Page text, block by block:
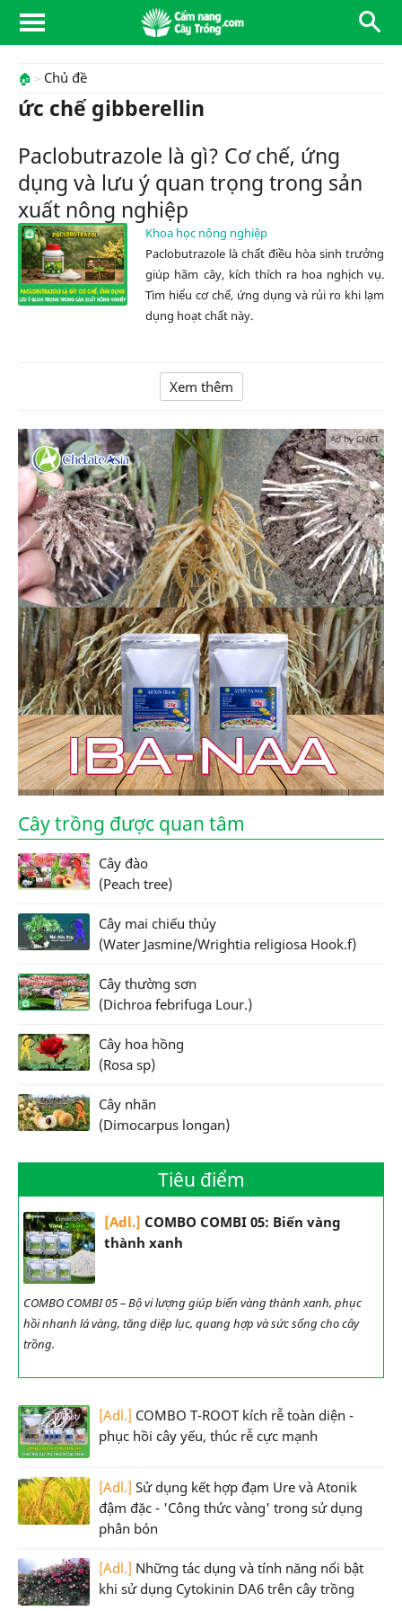
🏠 Chủ đề
ức chế gibberellin
Paclobutrazole là gì? Cơ chế, ứng
dụng và lưu ý quan trọng trong sản
xuất nông nghiệp
Khoa học nông nghiệp
Paclobutrazole là chất điều hòa sinh trưởng
giúp hãm cây, kích thích ra hoa nghịch vụ.
Tìm hiểu cơ chế, ứng dụng và rủi ro khi lạm
dụng hoạt chất này.
Xem thêm
Ad by CNCT
Cây trồng được quan tâm
Cây đào
(Peach tree)
Cây mai chiếu thủy
(Water Jasmine/Wrightia religiosa Hook.f)
Cây thường sơn
(Dichroa febrifuga Lour.)
Cây hoa hồng
(Rosa sp)
Cây nhãn
(Dimocarpus longan)
Tiêu điểm
[Adl.] COMBO COMBI 05: Biến vàng
thành xanh
COMBO COMBI 05 – Bộ vi lượng giúp biến vàng thành xanh, phục
hồi nhanh lá vàng, tăng diệp lục, quang hợp và sức sống cho cây
trồng.
[Adl.] COMBO T-ROOT kích rễ toàn diện -
phục hồi cây yếu, thúc rễ cực mạnh
[Adl.] Sử dụng kết hợp đạm Ure và Atonik
đậm đặc - 'Công thức vàng' trong sử dụng
phân bón
[Adl.] Những tác dụng và tính năng nổi bật
khi sử dụng Cytokinin DA6 trên cây trồng